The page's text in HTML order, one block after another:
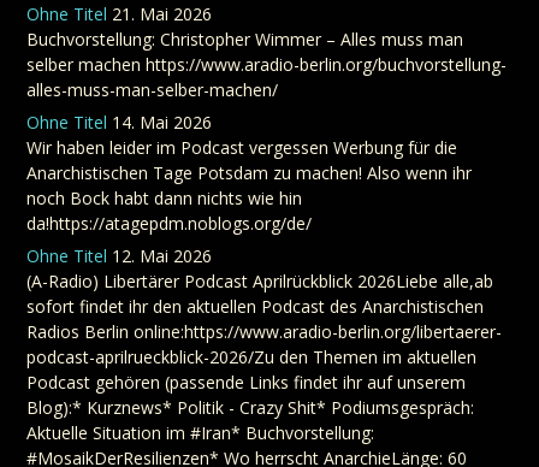
Ohne Titel 21. Mai 2026
Buchvorstellung: Christopher Wimmer – Alles muss man
selber machen https://www.aradio-berlin.org/buchvorstellung-
alles-muss-man-selber-machen/
Ohne Titel 14. Mai 2026
Wir haben leider im Podcast vergessen Werbung für die
Anarchistischen Tage Potsdam zu machen! Also wenn ihr
noch Bock habt dann nichts wie hin
da!https://atagepdm.noblogs.org/de/
Ohne Titel 12. Mai 2026
(A-Radio) Libertärer Podcast Aprilrückblick 2026Liebe alle,ab
sofort findet ihr den aktuellen Podcast des Anarchistischen
Radios Berlin online:https://www.aradio-berlin.org/libertaerer-
podcast-aprilrueckblick-2026/Zu den Themen im aktuellen
Podcast gehören (passende Links findet ihr auf unserem
Blog):* Kurznews* Politik - Crazy Shit* Podiumsgespräch:
Aktuelle Situation im #Iran* Buchvorstellung:
#MosaikDerResilienzen* Wo herrscht AnarchieLänge: 60